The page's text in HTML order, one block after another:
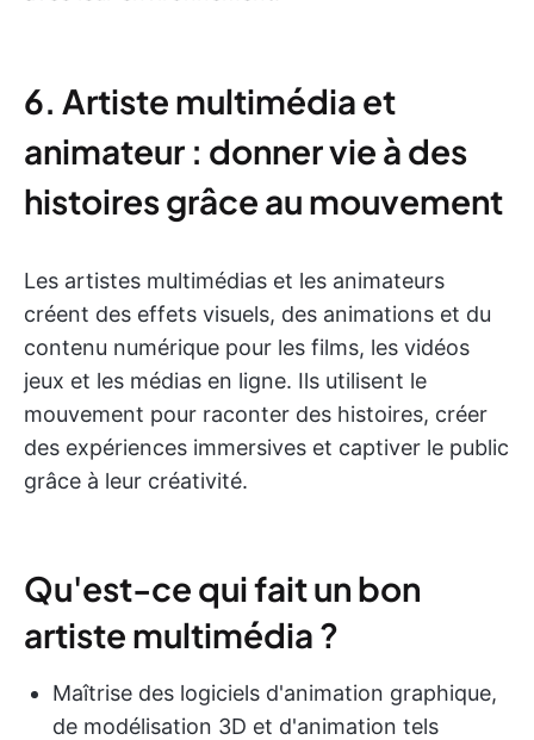
6. Artiste multimédia et
animateur : donner vie à des
histoires grâce au mouvement
Les artistes multimédias et les animateurs
créent des effets visuels, des animations et du
contenu numérique pour les films, les vidéos
jeux et les médias en ligne. Ils utilisent le
mouvement pour raconter des histoires, créer
des expériences immersives et captiver le public
grâce à leur créativité.
Qu'est-ce qui fait un bon
artiste multimédia ?
Maîtrise des logiciels d'animation graphique,
de modélisation 3D et d'animation tels